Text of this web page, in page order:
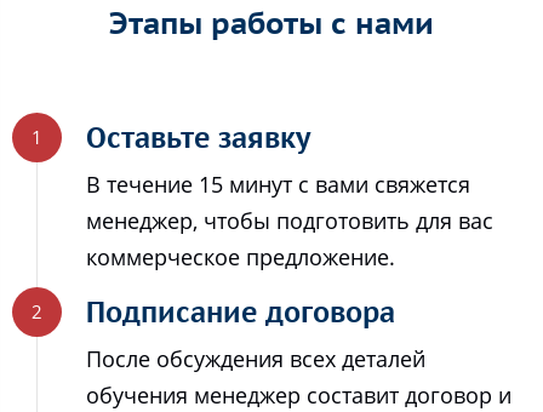
Этапы работы с нами
Оставьте заявку
В течение 15 минут с вами свяжется
менеджер, чтобы подготовить для вас
коммерческое предложение.
Подписание договора
После обсуждения всех деталей
обучения менеджер составит договор и